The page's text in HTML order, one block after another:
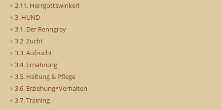
2.11. Herrgottswinkerl
3. HUND
3.1. Der Renngrey
3.2. Zucht
3.3. Aufzucht
3.4. Ernährung
3.5. Haltung & Pflege
3.6. Erziehung*Verhalten
3.7. Training